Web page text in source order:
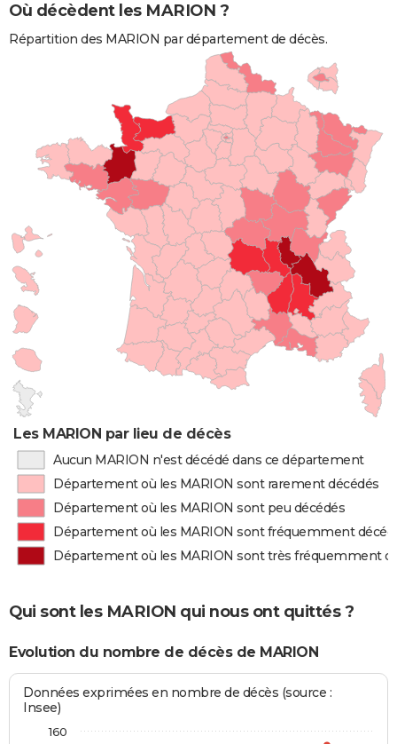
Où décèdent les MARION ?
Répartition des MARION par département de décès.
Les MARION par lieu de décès
Aucun MARION n'est décédé dans ce département
Département où les MARION sont rarement décédés
Département où les MARION sont peu décédés
Département où les MARION sont fréquemment
Département où les MARION sont très fréquemment
Qui sont les MARION qui nous ont quittés ?
Evolution du nombre de décès de MARION
Données exprimées en nombre de décès (source :
Insee)
160